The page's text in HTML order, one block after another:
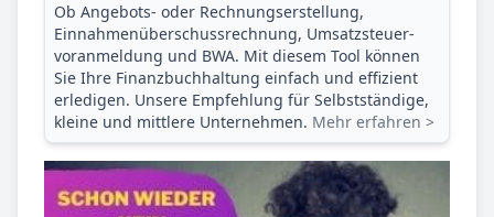
Ob Angebots- oder Rechnungserstellung,
Einnahmenüberschuss­rechnung, Umsatzsteuer­
voranmeldung und BWA. Mit diesem Tool können
Sie Ihre Finanz­buchhaltung einfach und effizient
erledigen. Unsere Empfehlung für Selbstständige,
kleine und mittlere Unternehmen. Mehr erfahren >